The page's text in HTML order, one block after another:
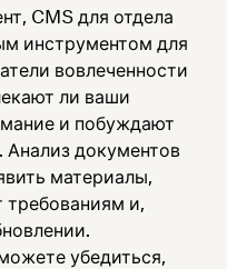
CMS для отдела
инструментом для
вовлеченности
ли ваши
и побуждают
документов
материалы,
требованиям и,
убедиться,